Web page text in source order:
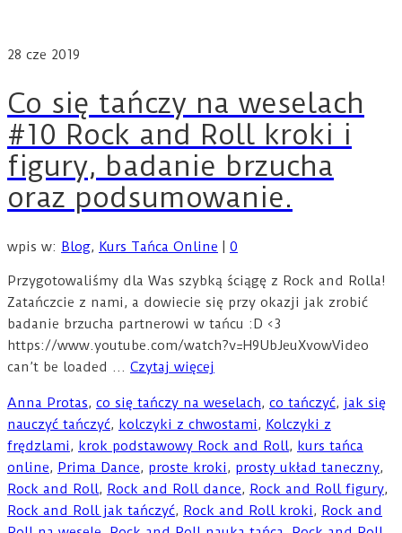
28 cze 2019
Co się tańczy na weselach
#10 Rock and Roll kroki i
figury, badanie brzucha
oraz podsumowanie.
wpis w: Blog, Kurs Tańca Online 0
Przygotowaliśmy dla Was szybką ściągę z Rock and Rolla!
Zatańczcie z nami, a dowiecie się przy okazji jak zrobić
badanie brzucha partnerowi w tańcu :D <3
https://www.youtube.com/watch?v=H9UbJeuXvowVideo
can’t be loaded … Czytaj więcej
Anna Protas, co się tańczy na weselach, co tańczyć, jak się
nauczyć tańczyć, kolczyki z chwostami, Kolczyki z
frędzlami, krok podstawowy Rock and Roll, kurs tańca
online, Prima Dance, proste kroki, prosty układ taneczny,
Rock and Roll, Rock and Roll dance, Rock and Roll figury,
Rock and Roll jak tańczyć, Rock and Roll kroki, Rock and